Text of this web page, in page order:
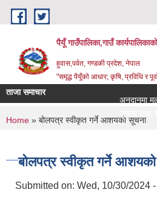
Skip to main content
पैयूँ गाउँपालिका,गाउँ
हुवास,पर्वत, गण्डकी प्रदेश, नेपाल
"समृद्ध पैयूँको आधार; कृषि, प्रविधि र
ताजा समाचार
अनुदानमा मल
सूचना तथा समाचार
You are here
Home » बोलपत्र स्वीकृत गर्ने आशयको सूचना
बोलपत्र स्वीकृत गर्ने
Submitted on: Wed, 10/30/2024